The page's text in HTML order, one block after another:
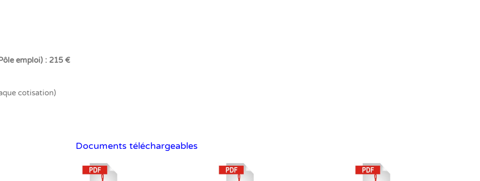
emploi) : 215 €
cotisation)
Documents téléchargeables